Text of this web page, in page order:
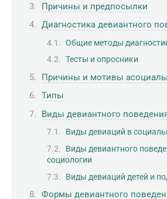
Причины и предпосылки
Диагностика девиантного
Общие методы
Тесты и опросники
Причины и мотивы
Типы
Виды девиантного
Виды девиаций в
Виды девиантного
социологии
Виды девиаций детей и
Формы девиантного